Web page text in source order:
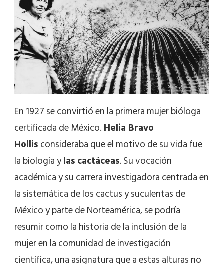
En 1927 se convirtió en la primera mujer bióloga
certificada de México.Helia Bravo
Hollisconsideraba que el motivo de su vida fue
la biología ylas cactáceas. Su vocación
académica y su carrera investigadora centrada en
la sistemática de los cactus y suculentas de
México y parte de Norteamérica, se podría
resumir como la historia de la inclusión de la
mujer en la comunidad de investigación
científica, una asignatura que a estas alturas no